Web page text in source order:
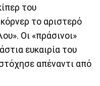
του
το αριστερό
Οι «πράσινοι»
ευκαιρία του
απέναντι από